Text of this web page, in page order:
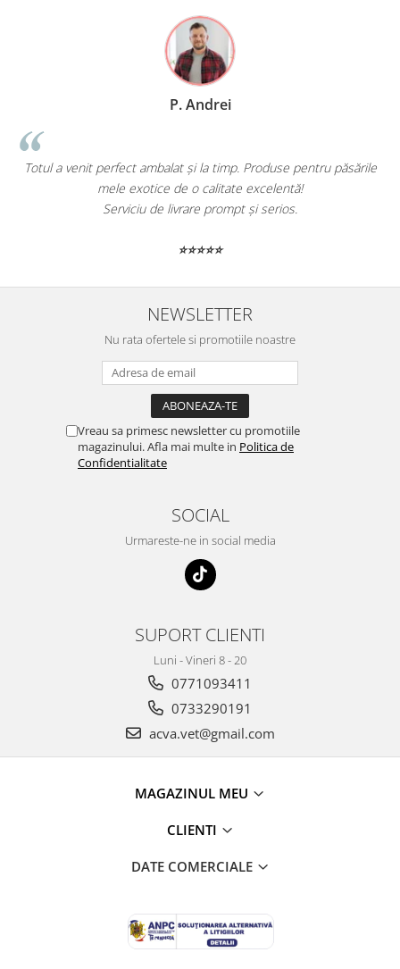
P. Andrei
Totul a venit perfect ambalat și la timp. Produse pentru păsările
mele exotice de o calitate excelentă!
Serviciu de livrare prompt și serios.
⭐⭐⭐⭐⭐
NEWSLETTER
Nu rata ofertele si promotiile noastre
Vreau sa primesc newsletter cu promotiile
magazinului. Afla mai multe in Politica de
Confidentialitate
SOCIAL
Urmareste-ne in social media
SUPORT CLIENTI
Luni - Vineri 8 - 20
0771093411
0733290191
acva.vet@gmail.com
MAGAZINUL MEU
CLIENTI
DATE COMERCIALE